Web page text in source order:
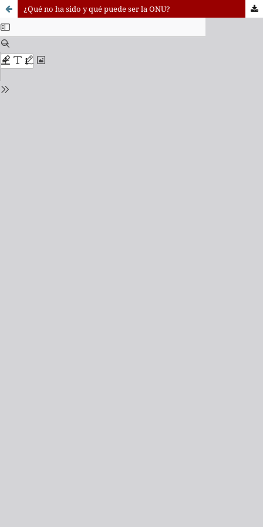
¿Qué no ha sido y qué puede ser la ONU?